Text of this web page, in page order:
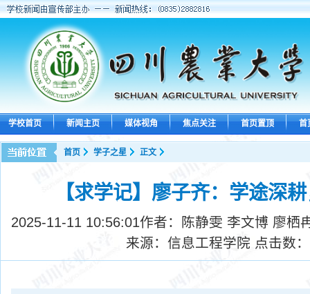
学校首页 新闻主页 媒体视角 焦点关注 首页置顶 首
首页 学子之星 正文
【求学记】廖子齐：学途深
2025-11-11 10:56:01作者：陈静雯 李文博 廖栖
来源：信息工程学院 点击数：